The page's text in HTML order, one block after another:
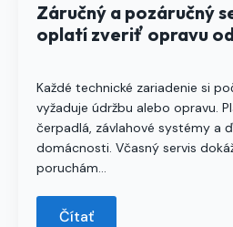
Záručný a pozáručný
oplatí zveriť opravu
Každé technické zariadenie si
vyžaduje údržbu alebo opravu.
čerpadlá, závlahové systémy a
domácnosti. Včasný servis
poruchám…
Čítať